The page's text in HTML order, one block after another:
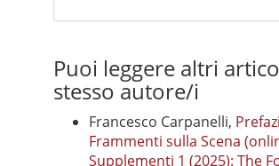
Puoi leggere altri
stesso autore/i
Francesco Carpanelli,
Frammenti sulla Scena
Supplementi 1 (2025): The